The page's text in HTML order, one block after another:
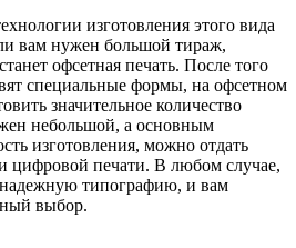
изготовления этого вида
вам нужен большой тираж,
офсетная печать. После того
специальные формы, на офсетном
значительное количество
небольшой, а основным
изготовления, можно отдать
цифровой печати. В любом случае,
надежную типографию, и вам
выбор.